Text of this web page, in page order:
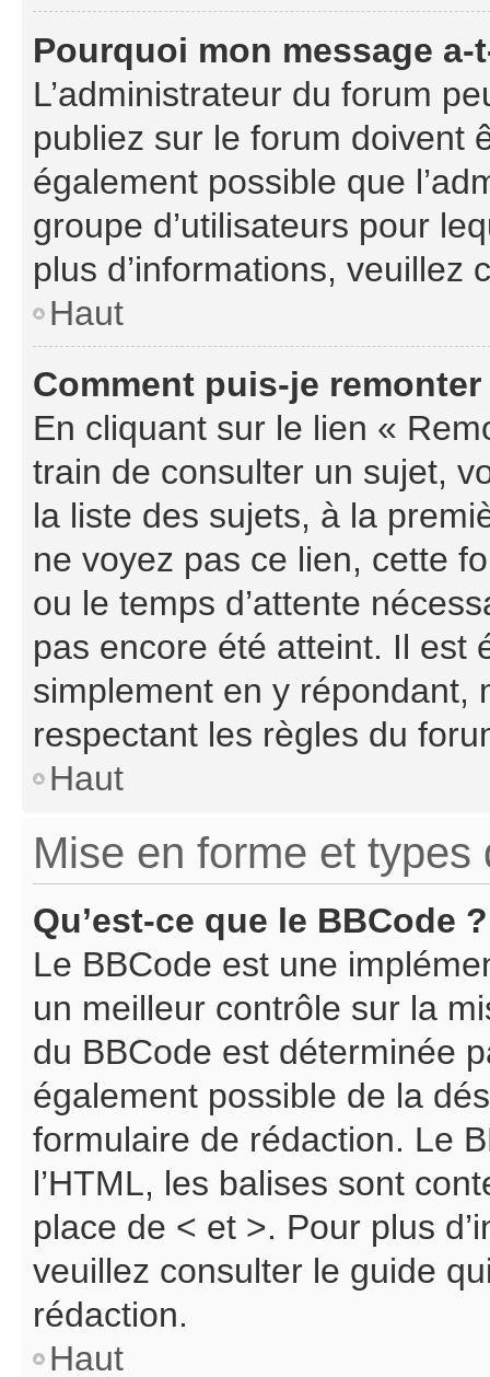
Pourquoi mon message
L’administrateur du forum
publiez sur le forum doivent
également possible que
groupe d’utilisateurs pour
plus d’informations,
Haut
Comment puis-je
En cliquant sur le lien «
train de consulter un sujet,
la liste des sujets, à la
ne voyez pas ce lien, cette
ou le temps d’attente
pas encore été atteint. Il est
simplement en y répondant,
respectant les règles du
Haut
Mise en forme et types
Qu’est-ce que le BBCode ?
Le BBCode est une
un meilleur contrôle sur la
du BBCode est déterminée
également possible de la
formulaire de rédaction. Le
l’HTML, les balises sont
place de < et >. Pour plus
veuillez consulter le guide
rédaction.
Haut